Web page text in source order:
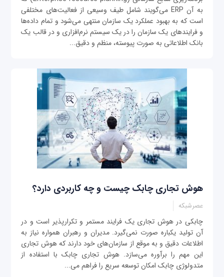
به آن ERP می‌گویند شامل طیف وسیعی از فعالیت‌های مختلفی
است که به بهبود عملکرد یک سازمان منتهی می‌شود و تمام داده‌ها
و فرایندهای یک سازمان را در یک سیستم نرم‌افزاری و در قالب یک
بانک اطلاعاتی به صورت پیوسته، منظم و دقیق...
هوش تجاری چابک چیست و چه کاربردی دارد؟
عصرشبکه
چابکی در هوش تجاری یک فرایند مستمر و تکرارپذیر است و در
آن تولید یکباره صورت نمی‌گیرد. مدیران و رهبران همواره نیاز به
اطلاعات دقیق و به موقع از سازمان‌های خود دارند که هوش تجاری
این مهم را برآوره می‌سازد. هوش تجاری چابک با استفاده از
متدولوژی چابک امکان توسعه سریع را فراهم می‌...